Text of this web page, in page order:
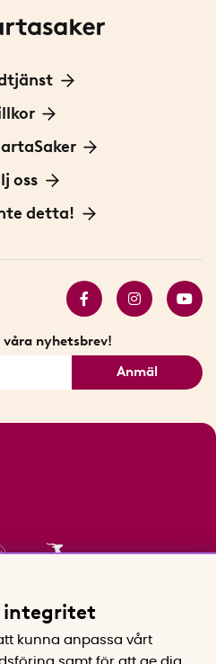
oss
Företag
leverans
oss
historia
oss
tips
detta!
våra nyhetsbrev!
Anmäl
integritet
kunna anpassa vårt
samt för att ge dig